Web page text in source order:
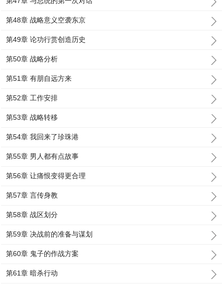
第48章 战略意义空袭东京
第49章 论功行赏创造历史
第50章 战略分析
第51章 有朋自远方来
第52章 工作安排
第53章 战略转移
第54章 我回来了珍珠港
第55章 男人都有点故事
第56章 让痛恨变得更合理
第57章 言传身教
第58章 战区划分
第59章 决战前的准备与谋划
第60章 鬼子的作战方案
第61章 暗杀行动